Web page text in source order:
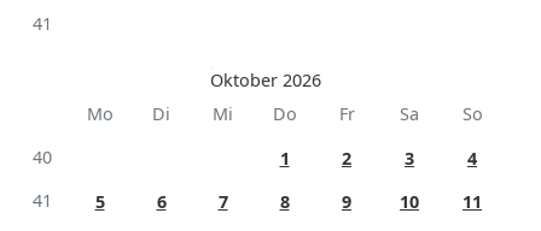
41
Oktober 2026
Mo
Di Mi Do Fr Sa
So
40
1 2 3
4
41
5 6 7 8 9 10
11